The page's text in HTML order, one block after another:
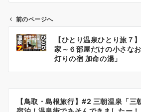
ビ
前のページへ
【ひとり温泉ひとり旅７
家～６部屋だけの小さな
灯りの宿 加命の湯」
【鳥取・島根旅行】#2 三朝温泉「三